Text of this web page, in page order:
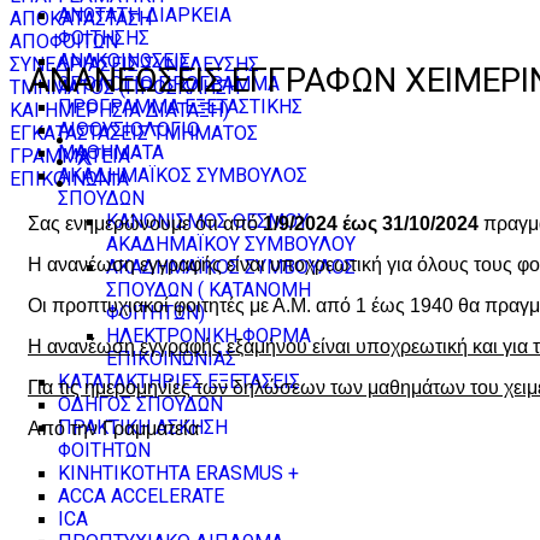
ΑΠΟΚΑΤΑΣΤΑΣΗ
ΑΠΟΦΟΙΤΩΝ
ΣΥΝΕΔΡΙΑΣΕΙΣ ΣΥΝΕΛΕΥΣΗΣ
ΤΜΗΜΑΤΟΣ (ΠΡΟΣΚΛΗΣΗ
ΚΑΙ ΗΜΕΡΗΣΙΑ ΔΙΑΤΑΞΗ)
ΕΓΚΑΤΑΣΤΑΣΕΙΣ ΤΜΗΜΑΤΟΣ
ΓΡΑΜΜΑΤΕΙΑ -
ΕΠΙΚΟΙΝΩΝΙΑ
ΑΝΩΤΑΤΗ ΔΙΑΡΚΕΙΑ
ΦΟΙΤΗΣΗΣ
ΑΝΑΚΟΙΝΩΣΕΙΣ
ΩΡΟΛΟΓΙΟ ΠΡΟΓΡΑΜΜΑ
ΠΡΟΓΡΑΜΜΑ ΕΞΕΤΑΣΤΙΚΗΣ
ΑΙΘΟΥΣΙΟΛΟΓΙΟ
ΜΑΘΗΜΑΤΑ
ΑΚΑΔΗΜΑΪΚΟΣ ΣΥΜΒΟΥΛΟΣ
ΣΠΟΥΔΩΝ
ΚΑΝΟΝΙΣΜΟΣ ΘΕΣΜΟΥ
ΑΚΑΔΗΜΑΪΚΟΥ ΣΥΜΒΟΥΛΟΥ
ΑΚΑΔΗΜΑΪΚΟΣ ΣΥΜΒΟΥΛΟΣ
ΣΠΟΥΔΩΝ ( ΚΑΤΑΝΟΜΗ
ΦΟΙΤΗΤΩΝ)
ΗΛΕΚΤΡΟΝΙΚΗ ΦΟΡΜΑ
ΕΠΙΚΟΙΝΩΝΙΑΣ
ΚΑΤΑΤΑΚΤΗΡΙΕΣ ΕΞΕΤΑΣΕΙΣ
ΟΔΗΓΟΣ ΣΠΟΥΔΩΝ
ΠΡΑΚΤΙΚΗ ΑΣΚΗΣΗ
ΦΟΙΤΗΤΩΝ
ΚΙΝΗΤΙΚΟΤΗΤΑ ERASMUS +
ACCA ACCELERATE
ICA
ΑΝΑΝΕΩΣΕΙΣ ΕΓΓΡΑΦΩΝ
Σας ενημερώνουμε ότι από1/9/2024 έως 31/10/2024
Η ανανέωση εγγραφής είναι υποχρεωτική για όλους τους
Οι προπτυχιακοί φοιτητές με Α.Μ. από 1 έως 1940 θα
Η ανανέωση εγγραφής εξαμήνου είναι υποχρεωτική και για
Για τις ημερομηνίες των δηλώσεων των μαθημάτων του
Από την Γραμματεία